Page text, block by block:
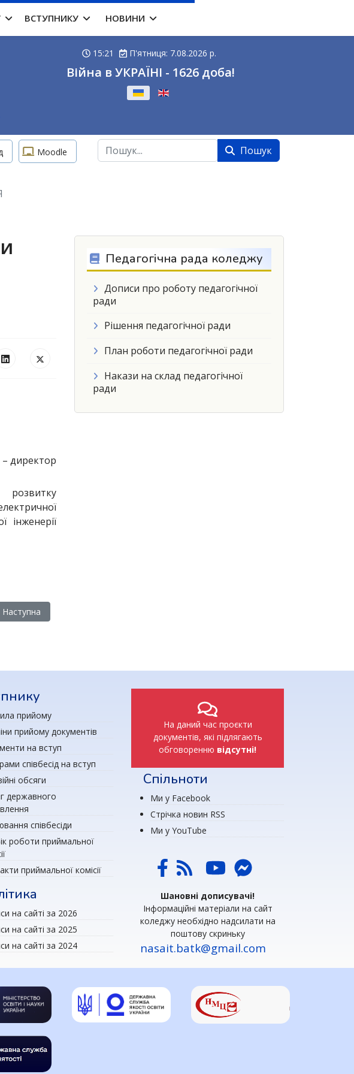
ВСТУПНИКУ НОВИНИ
15:21 П'ятниця: 7.08.2026 р.
Війна в УКРАЇНІ - 1626 доба!
Moodle Пошук Пошук
– директор
інженерії
Наступна стаття: Про роботу педагогічної ради коледжу
Наступна
Педагогічна рада коледжу
Дописи про роботу педагогічної
ради
Рішення педагогічної ради
План роботи педагогічної ради
Накази на склад педагогічної
ради
прийому
прийому документів
на вступ
співбесід на вступ
обсяги
державного
співбесіди
роботи приймальної
приймальної комісії
на сайті за 2026
на сайті за 2025
на сайті за 2024
На даний час проєкти
документів, які підлягають
обговоренню відсутні!
Спільноти
Ми у Facebook
Стрічка новин RSS
Ми у YouTube
Шановні дописувачі!
Інформаційні матеріали на сайт
коледжу необхідно надсилати на
поштову скриньку
nasait.batk@gmail.com